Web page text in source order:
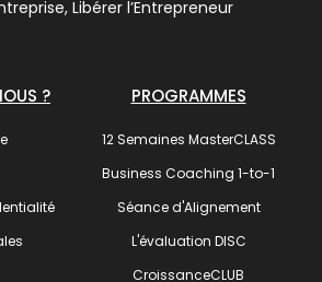
Libérer l’Entrepreneur
? PROGRAMMES
12 Semaines MasterCLASS
Business Coaching 1-to-1
Séance d'Alignement
L'évaluation DISC
CroissanceCLUB